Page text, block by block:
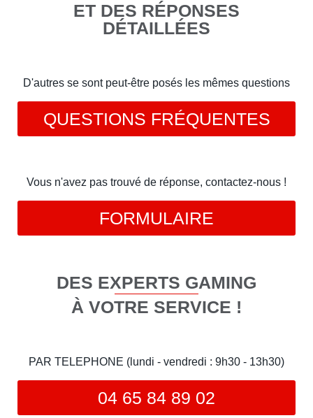
ET DES RÉPONSES
DÉTAILLÉES
D'autres se sont peut-être posés les mêmes questions
QUESTIONS FRÉQUENTES
Vous n'avez pas trouvé de réponse, contactez-nous !
FORMULAIRE
DES EXPERTS GAMING
À VOTRE SERVICE !
PAR TELEPHONE (lundi - vendredi : 9h30 - 13h30)
04 65 84 89 02